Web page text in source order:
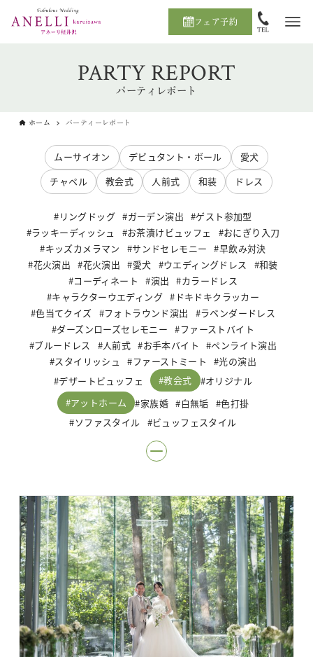
フェア予約
PARTY REPORT
パーティレポート
ホーム パーティーレポート
ムーサイオン デビュタント・ボール
愛犬
チャペル
教会式 人前式 和装 ドレス
リングドッグ ガーデン演出
ゲスト参加型
ラッキーディッシュ
お茶漬けビュッフェ
おにぎり入刀
キッズカメラマン
サンドセレモニー
早飲み対決
花火演出
花火演出 愛犬 ウエディングドレス
和装
コーディネート
演出
カラードレス
キャラクターウエディング
ドキドキクラッカー
色当てクイズ
フォトラウンド演出
ラベンダードレス
ダーズンローズセレモニー
ファーストバイト
ブルードレス
人前式 お手本バイト
ペンライト演出
スタイリッシュ
ファーストミート
光の演出
デザートビュッフェ
教会式
オリジナル
アットホーム
家族婚 白無垢
色打掛
ソファスタイル
ビュッフェスタイル